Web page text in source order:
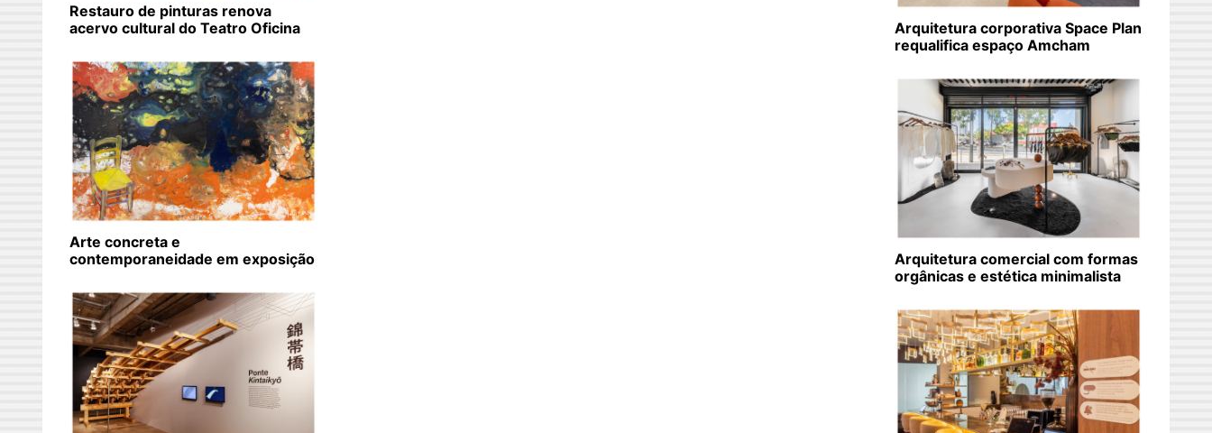
Restauro de pinturas renova
acervo cultural do Teatro Oficina
Arte concreta e
contemporaneidade em exposição
Arquitetura corporativa Space Plan
requalifica espaço Amcham
Arquitetura comercial com formas
orgânicas e estética minimalista